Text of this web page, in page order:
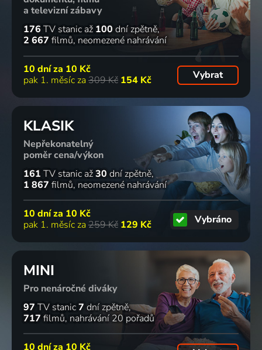
a televizní zábavy
176 TV stanic až 100 dní zpětně
2 667 filmů neomezené nahrávání
10 dní za 10 Kč
pak 1. měsíc za 309 Kč 154 Kč Vybrat
KLASIK
Nepřekonatelný
poměr cena/výkon
161 TV stanic až30 dní zpětně
1 867 filmů neomezené nahrávání
10 dní za 10 Kč
pak 1. měsíc za 259 Kč 129 Kč Vybráno
MINI
Pro nenáročné diváky
97 TV stanic7 dní zpětně
717 filmů nahrávání 20 pořadů
10 dní za 10 Kč